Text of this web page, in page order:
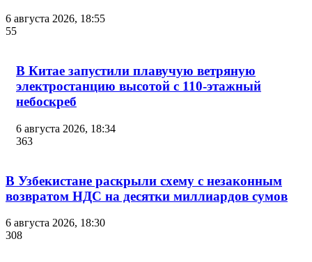
6 августа 2026, 18:55
55
В Китае запустили плавучую ветряную
электростанцию высотой с 110-этажный
небоскреб
6 августа 2026, 18:34
363
В Узбекистане раскрыли схему с незаконным
возвратом НДС на десятки миллиардов сумов
6 августа 2026, 18:30
308